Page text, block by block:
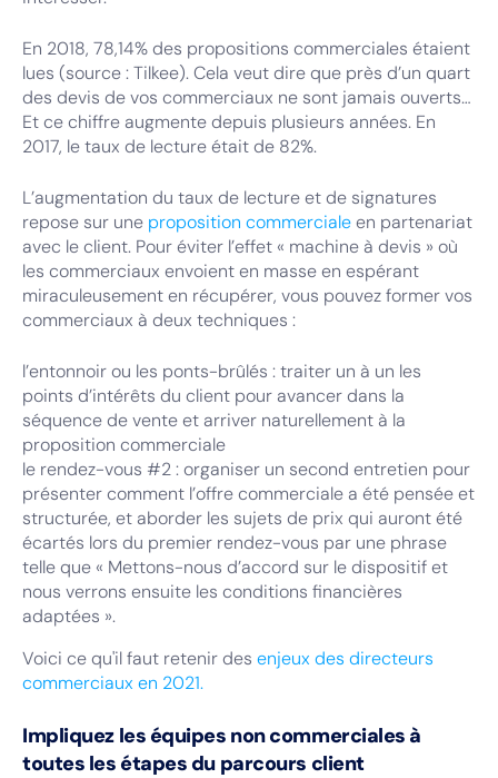
En 2018, 78,14% des propositions commerciales étaient
lues (source : Tilkee). Cela veut dire que près d’un quart
des devis de vos commerciaux ne sont jamais ouverts…
Et ce chiffre augmente depuis plusieurs années. En
2017, le taux de lecture était de 82%.
L’augmentation du taux de lecture et de signatures
repose sur une proposition commercialeen partenariat
avec le client. Pour éviter l’effet « machine à devis » où
les commerciaux envoient en masse en espérant
miraculeusement en récupérer, vous pouvez former vos
commerciaux à deux techniques :
l’entonnoir ou les ponts-brûlés : traiter un à un les
points d’intérêts du client pour avancer dans la
séquence de vente et arriver naturellement à la
proposition commerciale
le rendez-vous #2 : organiser un second entretien pour
présenter comment l’offre commerciale a été pensée et
structurée, et aborder les sujets de prix qui auront été
écartés lors du premier rendez-vous par une phrase
telle que « Mettons-nous d’accord sur le dispositif et
nous verrons ensuite les conditions financières
adaptées ».
Voici ce qu'il faut retenir des enjeux des directeurs
commerciaux en 2021.
Impliquez les équipes non commerciales à
toutes les étapes du parcours client